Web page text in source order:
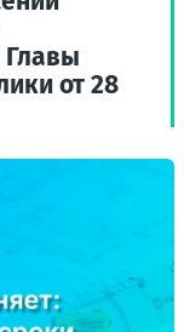
Главы
от 28